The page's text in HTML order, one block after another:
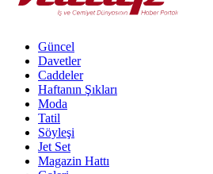
Güncel
Davetler
Caddeler
Haftanın Şıkları
Moda
Tatil
Söyleşi
Jet Set
Magazin Hattı